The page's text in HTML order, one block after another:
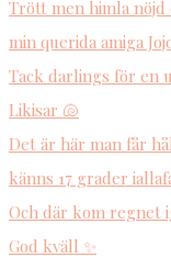
Trött men himla
min querida amiga
Tack darlings för en
Likisar 🐚
Det är här man får
känns 17 grader
Och där kom regnet
God kväll ✨